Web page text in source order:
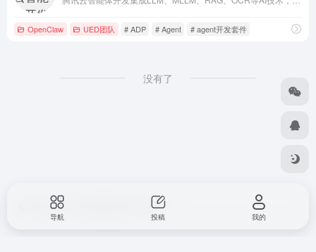
OpenClaw UED团队 # ADP # Agent # agent开发套件
没有了
智说 Zshuo.cn 粤ICP备2022123107号
导航 投稿 我的